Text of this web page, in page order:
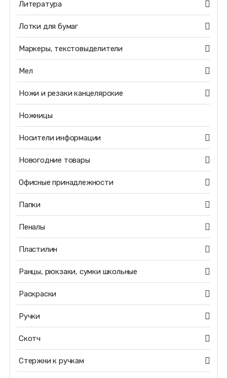
Литература
Лотки для бумаг
Маркеры, текстовыделители
Мел
Ножи и резаки канцелярские
Ножницы
Носители информации
Новогодние товары
Офисные принадлежности
Папки
Пеналы
Пластилин
Ранцы, рюкзаки, сумки школьные
Раскраски
Ручки
Скотч
Стержни к ручкам